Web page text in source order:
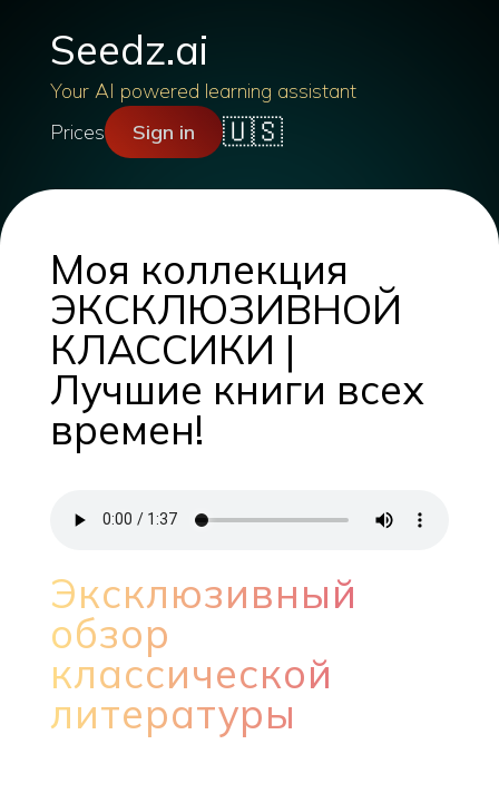
Seedz.ai
Your AI powered learning assistant
Prices
Sign in 🇺🇸
Моя коллекция
ЭКСКЛЮЗИВНОЙ
КЛАССИКИ |
Лучшие книги всех
времен!
Эксклюзивный
обзор
классической
литературы